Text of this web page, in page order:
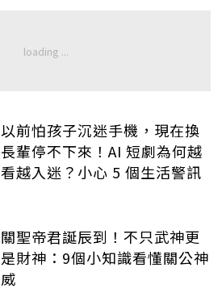
以前怕孩子沉迷手機，現在換
長輩停不下來！AI 短劇為何越
看越入迷？小心 5 個生活警訊
關聖帝君誕辰到！不只武神更
是財神：9個小知識看懂關公神
威